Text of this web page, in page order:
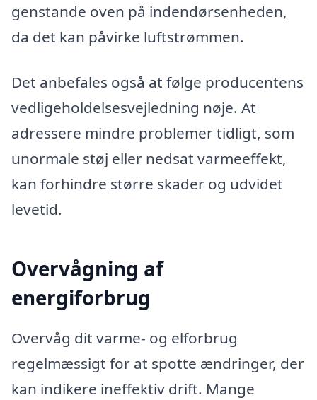
genstande oven på indendørsenheden,
da det kan påvirke luftstrømmen.
Det anbefales også at følge producentens
vedligeholdelsesvejledning nøje. At
adressere mindre problemer tidligt, som
unormale støj eller nedsat varmeeffekt,
kan forhindre større skader og udvidet
levetid.
Overvågning af
energiforbrug
Overvåg dit varme- og elforbrug
regelmæssigt for at spotte ændringer, der
kan indikere ineffektiv drift. Mange